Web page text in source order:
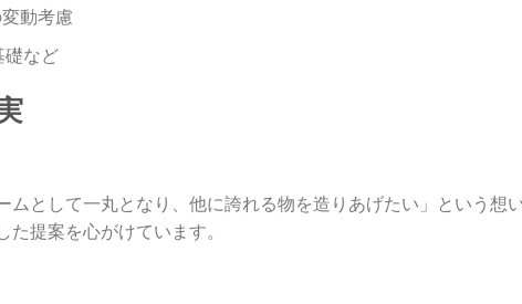
動考慮
礎など
ムとして一丸となり、他に誇れる物を造りあげたい」という想
提案を心がけています。